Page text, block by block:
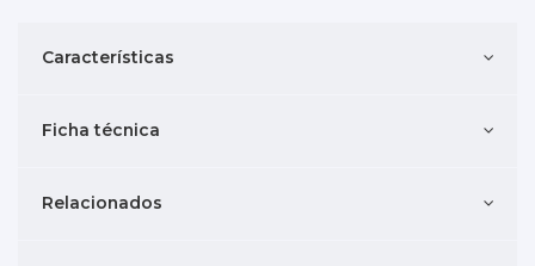
Características
Ficha técnica
Relacionados